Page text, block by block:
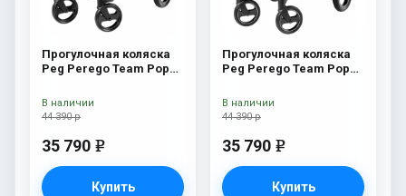
Прогулочная коляска
Peg Perego Team Pop
44 390 р
35 790 e
Купить
В наличии
Прогулочная коляска
Peg Perego Team Pop
44 390 р
35 790 e
Купить
В наличии